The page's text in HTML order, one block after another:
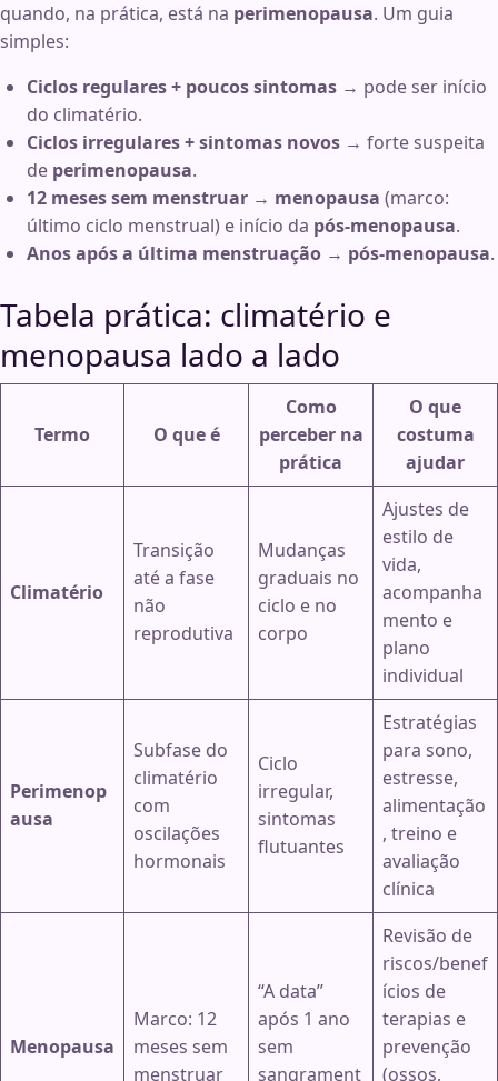
quando, na prática, está na perimenopausa. Um guia
simples:
Ciclos regulares + poucos sintomas → pode ser início
do climatério.
Ciclos irregulares + sintomas novos → forte suspeita
de perimenopausa.
12 meses sem menstruar → menopausa (marco:
último ciclo menstrual) e início da pós-menopausa.
Anos após a última menstruação → pós-menopausa.
Tabela prática: climatério e
menopausa lado a lado
Termo O que é
Como
perceber na
prática
O que
costuma
ajudar
Climatério
Transição
até a fase
não
reprodutiva
Mudanças
graduais no
ciclo e no
corpo
Ajustes de
estilo de
vida,
acompanha
mento e
plano
individual
Perimenop
ausa
Subfase do
climatério
com
oscilações
hormonais
Ciclo
irregular,
sintomas
flutuantes
Estratégias
para sono,
estresse,
alimentação
, treino e
avaliação
clínica
Menopausa
Marco: 12
meses sem
menstruar
“A data”
após 1 ano
sem
sangrament
Revisão de
riscos/benef
ícios de
terapias e
prevenção
(ossos,